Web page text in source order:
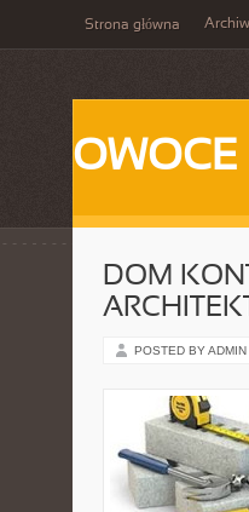
Strona główna
OWOCE
DOM
POSTED BY ADMIN